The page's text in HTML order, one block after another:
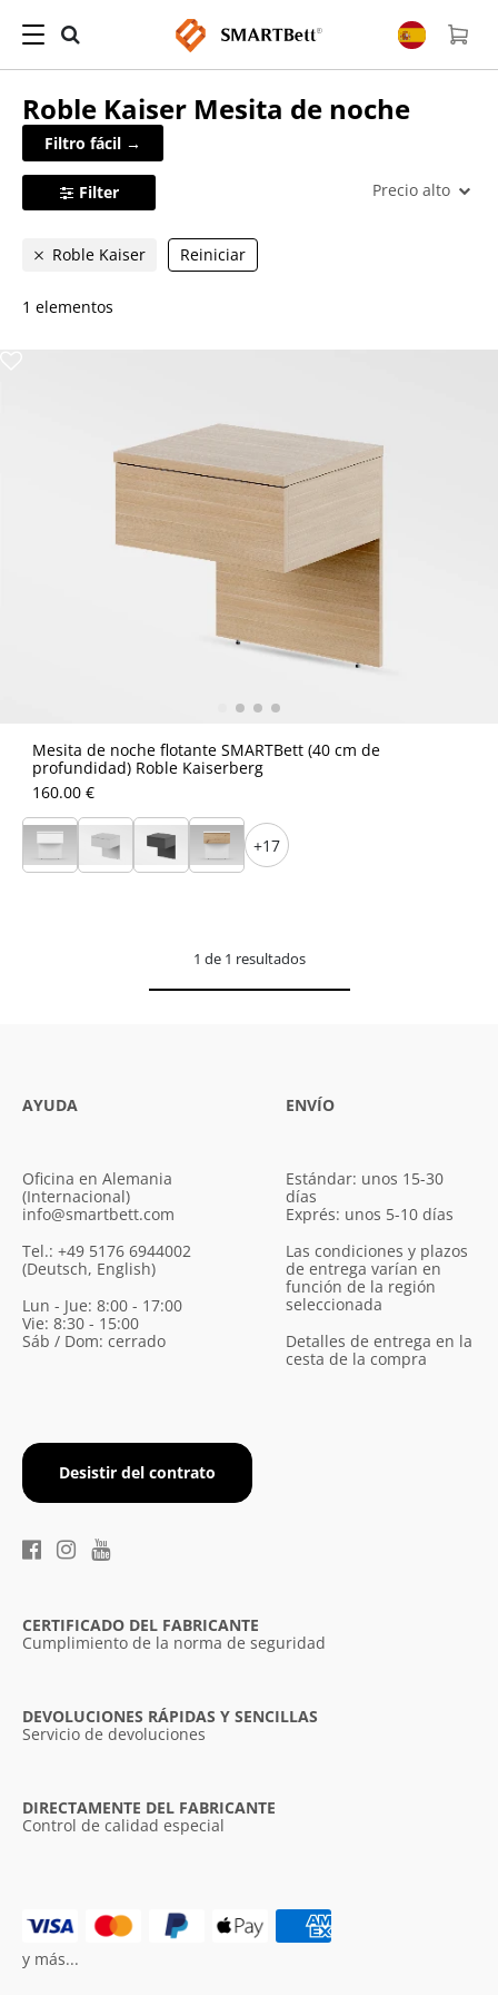
Roble Kaiser Mesita de noche
Filtro fácil →
Filter Precio alto
Roble Kaiser Reiniciar
1 elementos
Mesita de noche flotante SMARTBett (40 cm de
profundidad) Roble Kaiserberg
160.00 €
+17
1 de 1 resultados
AYUDA
Oficina en Alemania
(Internacional)
info@smartbett.com
Tel.: +49 5176 6944002
(Deutsch, English)
Lun - Jue: 8:00 - 17:00
Vie: 8:30 - 15:00
Sáb / Dom: cerrado
Desistir del contrato
ENVÍO
Estándar: unos 15-30
días
Exprés: unos 5-10 días
Las condiciones y plazos
de entrega varían en
función de la región
seleccionada
Detalles de entrega en la
cesta de la compra
CERTIFICADO DEL FABRICANTE
Cumplimiento de la norma de seguridad
DEVOLUCIONES RÁPIDAS Y SENCILLAS
Servicio de devoluciones
DIRECTAMENTE DEL FABRICANTE
Control de calidad especial
y más...